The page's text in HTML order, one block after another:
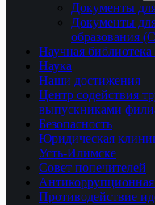
Документы
Документы
образования
Научная
Наука
Наши достижения
Центр содействия
выпускниками
Безопасность
Юридическая
Усть-Илимске
Совет попечителей
Антикоррупционная
Противодействие